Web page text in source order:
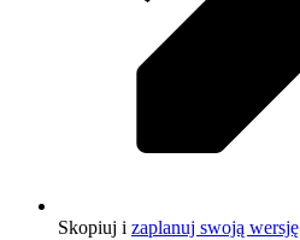
Skopiuj i zaplanuj swoją wersję